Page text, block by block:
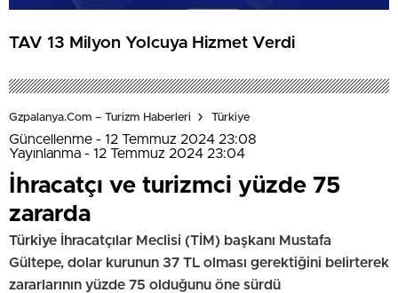
TAV 13 Milyon Yolcuya Hizmet Verdi
Gzpalanya.com – Turizm Haberleri Türkiye
Güncellenme - 12 Temmuz 2024 23:08
Yayınlanma - 12 Temmuz 2024 23:04
İhracatçı ve turizmci yüzde 75
zararda
Türkiye İhracatçılar Meclisi (TİM) başkanı Mustafa
Gültepe, dolar kurunun 37 TL olması gerektiğini belirterek
zararlarının yüzde 75 olduğunu öne sürdü